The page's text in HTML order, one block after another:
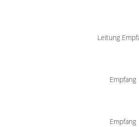
Leitung
Empfang
Empfang